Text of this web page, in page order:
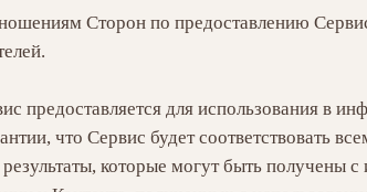
Сторон по предоставлению
предоставляется для использования в
что Сервис будет соответствовать
которые могут быть получены